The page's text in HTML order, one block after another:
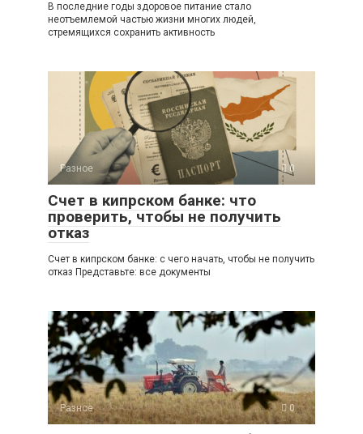
В последние годы здоровое питание стало
неотъемлемой частью жизни многих людей,
стремящихся сохранить активность
Разное 0
Счет в кипрском банке: что
проверить, чтобы не получить
отказ
Счет в кипрском банке: с чего начать, чтобы не получить
отказ Представьте: все документы
Разное 0